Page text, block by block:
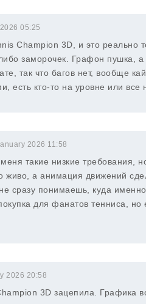
05:25
Champion 3D, и это реально
заморочек. Графон пушка,
так что багов нет, вообще
есть кто-то на уровне или все
2026 11:58
такие низкие требования,
живо, а анимация движений
сразу понимаешь, куда
для фанатов тенниса,
2026 20:58
3D зацепила. Графика